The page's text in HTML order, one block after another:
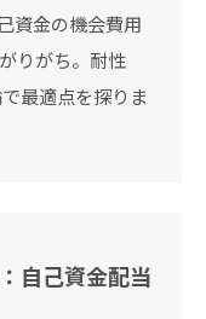
資金の機会費用
りがち。耐性
最適点を探りま
自己資金配当